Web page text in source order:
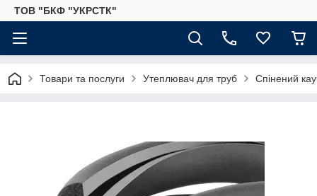
ТОВ "БКФ "УКРСТК"
Товари та послуги Утеплювач для труб Спінений